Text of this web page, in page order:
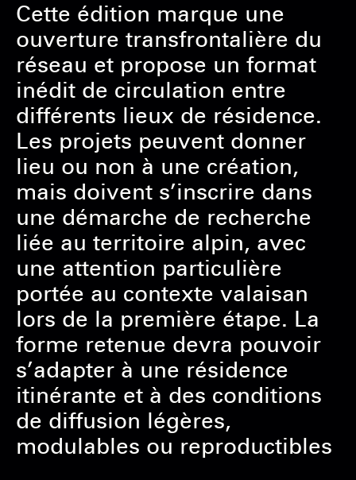
Cette édition marque une
ouverture transfrontalière du
réseau et propose un format
inédit de circulation entre
différents lieux de résidence.
Les projets peuvent donner
lieu ou non à une création,
mais doivent s’inscrire dans
une démarche de recherche
liée au territoire alpin, avec
une attention particulière
portée au contexte valaisan
lors de la première étape. La
forme retenue devra pouvoir
s’adapter à une résidence
itinérante et à des conditions
de diffusion légères,
modulables ou reproductibles